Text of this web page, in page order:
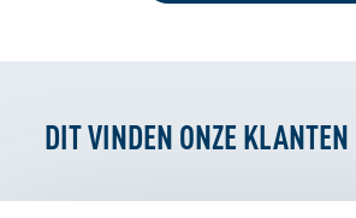
DIT VINDEN ONZE